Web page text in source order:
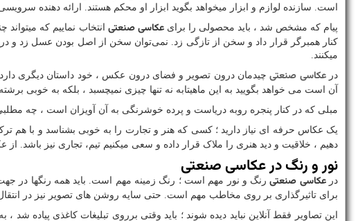
است. سازنده لوازم و ابزار میخواهد بگوید ابزار او محکم هستند. ارائه دهنده
پیام که مشخص شد ، باید محصولی را برایعکاسی صنعتی انتخاب نماییم که
کنار همبرگر قرار داد و سخن از تازگی زد. نمی‌توان سخن از اصل بودن عسل زد و
میکنند.
درعکاسی صنعتیچیدمان درون تصویر و فضای درون عکس ، خود داستان دیگری دارد.
آن است می خواهد بگویید به این ماهیتابه نه تنها چیزی نمیچسبد ، بلکه به خوبی
مبلی که در کنار پنجره روبه دریاست و پرده خوشرنگی به آن آویزان است ، چه
یک عکاس حرفه ای نیاز دارید ؛ کسی که هنر و تجارت را به خوبی بشناسد و با هم
دهیم ، خلاقیت و دید هنری را ملاک قرار داده و سعی میکنیم تیم، تجاری نیز باشد.
نور و رنگ در عکاسی صنعتی
درعکاسی صنعتیرنگ و نور مهم است ؛ رنگ زمینه مهم است. باید همه رنگها در
برای تاثیرگذاری بر روی مخاطب مهم است. حتی سایه روشن های تصویر نیز در انتقال
این تصاویر فقط آنلاین نباید دیده شوند ؛ باید وقتی برروی تبلیغات کاغذی پیاده